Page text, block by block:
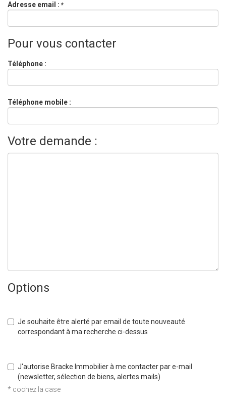
Adresse email : *
Pour vous contacter
Téléphone :
Téléphone mobile :
Votre demande :
Options
Je souhaite être alerté par email de toute nouveauté
correspondant à ma recherche ci-dessus
J'autorise Bracke Immobilier à me contacter par e-mail
(newsletter, sélection de biens, alertes mails)
* cochez la case